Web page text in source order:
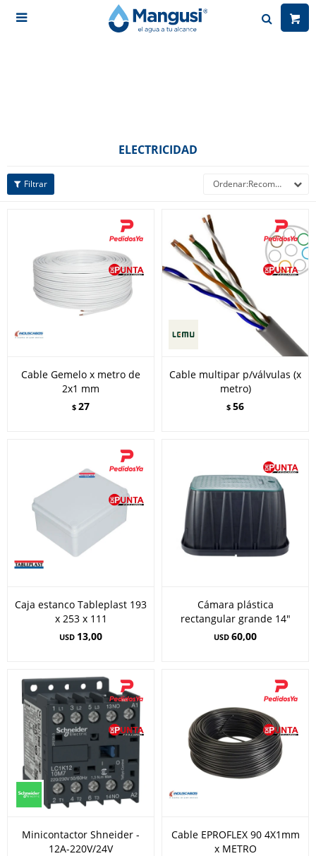

ELECTRICIDAD
Recomendados
Cable Gemelo x metro de
2x1 mm
$ 27
Cable multipar p/válvulas (x
metro)
$ 56
Caja estanco Tableplast 193
x 253 x 111
USD 13,00
Cámara plástica
rectangular grande 14"
USD 60,00
Minicontactor Shneider -
12A-220V/24V
Cable EPROFLEX 90 4X1mm
x METRO